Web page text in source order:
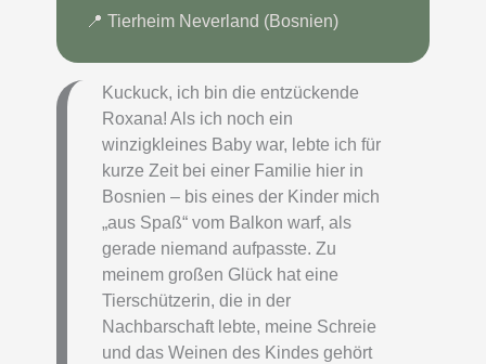
📍 Tierheim Neverland (Bosnien)
Kuckuck, ich bin die entzückende
Roxana! Als ich noch ein
winzigkleines Baby war, lebte ich für
kurze Zeit bei einer Familie hier in
Bosnien – bis eines der Kinder mich
„aus Spaß“ vom Balkon warf, als
gerade niemand aufpasste. Zu
meinem großen Glück hat eine
Tierschützerin, die in der
Nachbarschaft lebte, meine Schreie
und das Weinen des Kindes gehört